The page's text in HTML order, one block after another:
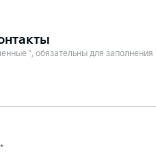
*, обязательны для заполнения